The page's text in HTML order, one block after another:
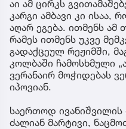
აი ამ ცირკს
კარგი ამბავი კი ისაა,
აღარ ეგება. ითმენს ამ
რამეს ითმენს უკვე
გადაქცეულ რეჟიმში,
კოლბაში ჩამოსხმული
ვერანაირ მოჭიდებას
იპოვიან.
საერთოდ ივანიშვილის
ძალიან მარტივი,